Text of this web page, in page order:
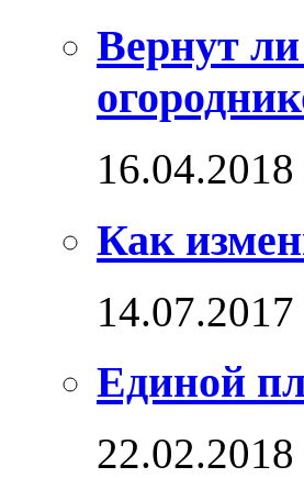
Вернут
Как
14.07.2017
Единой